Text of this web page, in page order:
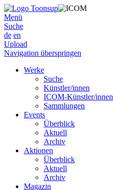
Menü
Suche
de en
Upload
Navigation überspringen
Werke
Suche
Künstler/innen
ICOM-Künstler/innen
Sammlungen
Events
Überblick
Aktuell
Archiv
Aktionen
Überblick
Aktuell
Archiv
Magazin